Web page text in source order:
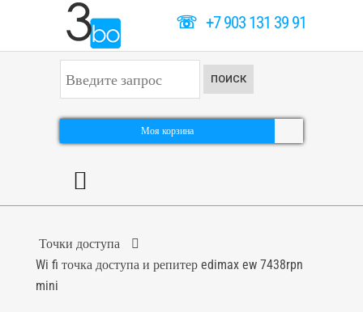
☏+7 903 131 39 91
к
а
ь
ПОИСК
Моя корзина
Точки доступа
Wi fi точка доступа и репитер edimax ew 7438rpn
mini